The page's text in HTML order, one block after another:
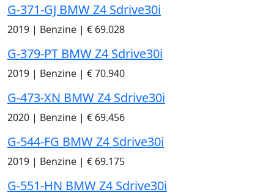
G-371-GJ BMW Z4 Sdrive30i
2019 | Benzine | € 69.028
G-379-PT BMW Z4 Sdrive30i
2019 | Benzine | € 70.940
G-473-XN BMW Z4 Sdrive30i
2020 | Benzine | € 69.456
G-544-FG BMW Z4 Sdrive30i
2019 | Benzine | € 69.175
G-551-HN BMW Z4 Sdrive30i